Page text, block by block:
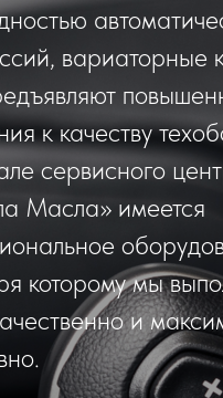
вариаторные
к качеству
сервисного
Масла» имеется
которому мы
и